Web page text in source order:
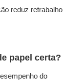
reduz retrabalho
papel certa?
do